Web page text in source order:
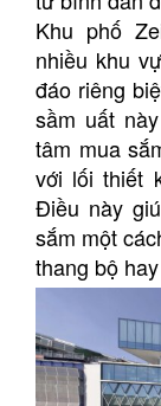
Khu phố
nhiều khu
đáo riêng
sầm uất
tâm mua
với lối thiết
Điều này
sắm một
thang bộ